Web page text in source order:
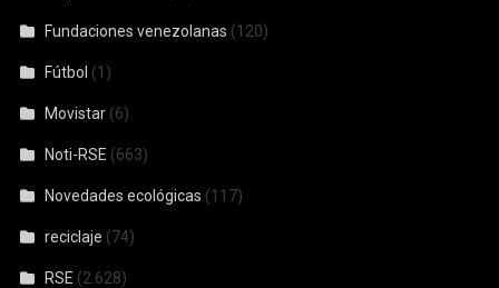
Fundaciones venezolanas (120)
Fútbol (1)
Movistar (6)
Noti-RSE (663)
Novedades ecológicas (117)
reciclaje (74)
RSE (2.628)